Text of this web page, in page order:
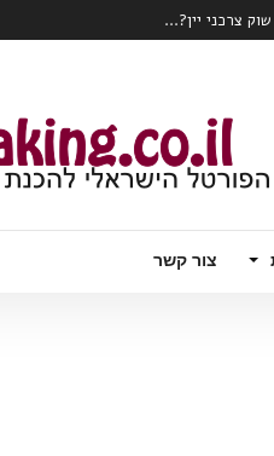
המהפכה הרובוטית מגיעה לכרם – Wall Ye – הדלייה, ניטור ואפילו בציר ידני
צור קשר